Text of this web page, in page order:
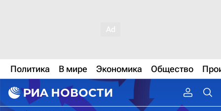
Политика В мире Экономика Общество